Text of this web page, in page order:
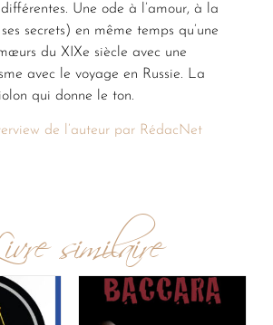
Une ode à l’amour, à la
secrets) en même temps qu’une
du XIXe siècle avec une
avec le voyage en Russie. La
qui donne le ton.
de l’auteur par RédacNet
similaire